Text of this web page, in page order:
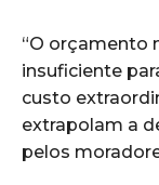
“O orçamento
insuficiente
custo
extrapolam a
pelos